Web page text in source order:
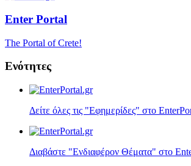
Enter Portal
The Portal of Crete!
Ενότητες
Δείτε όλες τις "Εφημερίδες" στο
Διαβάστε "Ενδιαφέρον Θέματα" στο